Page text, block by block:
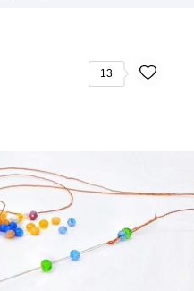
13